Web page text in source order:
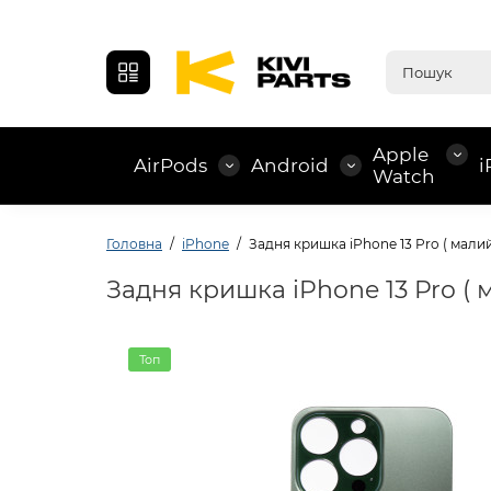
AirPods Android
Apple
Watch
Головна iPhone Задня кришка iPhone 13 Pro (
Задня кришка iPhone 13 Pro (
Топ